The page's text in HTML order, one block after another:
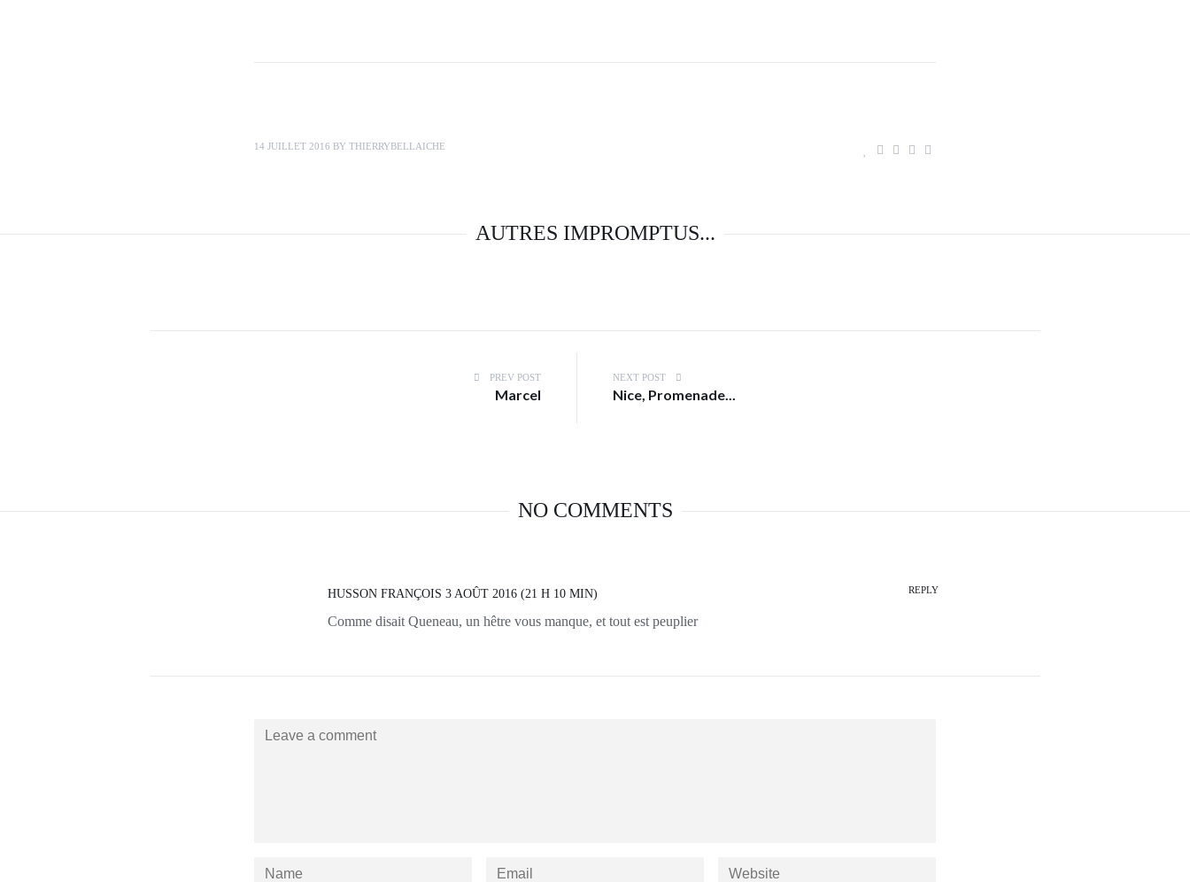
14 JUILLET 2016 BY THIERRYBELLAICHE
AUTRES IMPROMPTUS...
PREV POST
Marcel
NEXT POST
Nice, Promenade...
NO COMMENTS
HUSSON FRANÇOIS 3 AOÛT 2016 (21 H 10 MIN) REPLY
Comme disait Queneau, un hêtre vous manque, et tout est peuplier